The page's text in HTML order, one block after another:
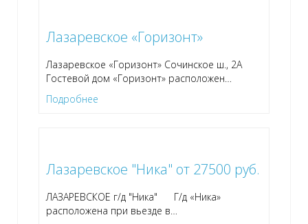
Лазаревское «Горизонт»
Лазаревское «Горизонт» Сочинское ш., 2А
Гостевой дом «Горизонт» расположен…
Подробнее
Лазаревское "Ника" от 27500 руб.
ЛАЗАРЕВСКОЕ г/д "Ника" Г/д «Ника»
расположена при вьезде в…